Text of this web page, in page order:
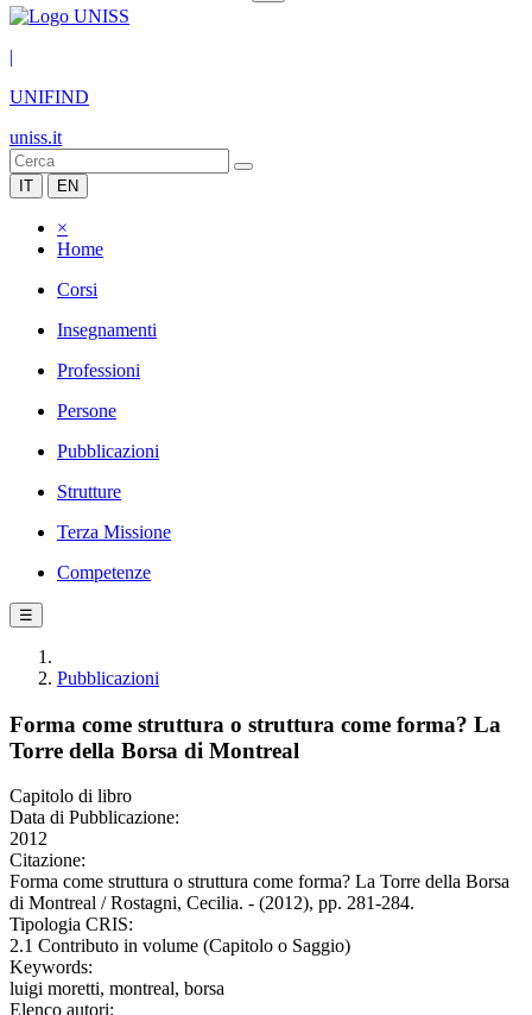
|
UNIFIND
uniss.it
IT EN
×
Home
Corsi
Insegnamenti
Professioni
Persone
Pubblicazioni
Strutture
Terza Missione
Competenze
☰
Pubblicazioni
Forma come struttura o struttura come forma? La
Torre della Borsa di Montreal
Capitolo di libro
Data di Pubblicazione:
2012
Citazione:
Forma come struttura o struttura come forma? La Torre della Borsa
di Montreal / Rostagni, Cecilia. - (2012), pp. 281-284.
Tipologia CRIS:
2.1 Contributo in volume (Capitolo o Saggio)
Keywords:
luigi moretti, montreal, borsa
Elenco autori: